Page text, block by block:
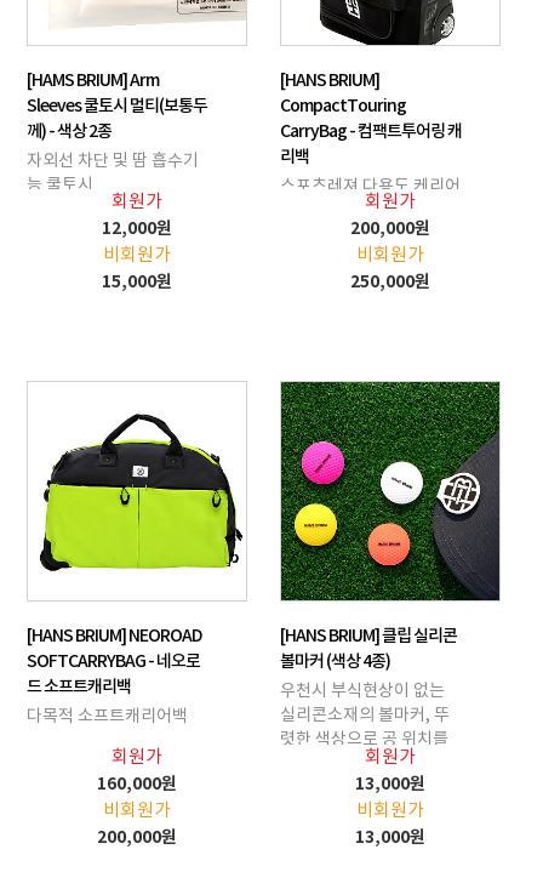
[HAMS BRIUM] Arm
Sleeves 쿨토시 멀티(보통두
께) - 색상 2종
자외선 차단 및 땀 흡수기
능 쿨토시
회원가
12,000원
비회원가
15,000원
[HANS BRIUM]
CompactTouring
CarryBag - 컴팩트투어링 캐
리백
스포츠레져 다용도 케리어
회원가
200,000원
비회원가
250,000원
[HANS BRIUM] NEOROAD
SOFTCARRYBAG - 네오로
드 소프트캐리백
다목적 소프트캐리어백
회원가
160,000원
비회원가
200,000원
[HANS BRIUM] 클립 실리콘
볼마커 (색상 4종)
우천시 부식현상이 없는
실리콘소재의 볼마커, 뚜
렷한 색상으로 공 위치를
표시, 자석이 내장되어 편
회원가
13,000원
비회원가
13,000원